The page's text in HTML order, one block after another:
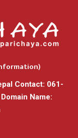
Contact: 061-
Name: